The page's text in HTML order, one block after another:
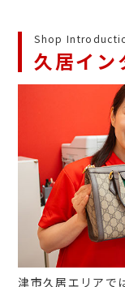
Shop
久居イン
津市久居エリアで